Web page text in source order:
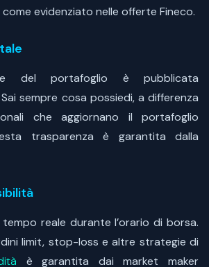
evidenziato nelle offerte Fineco.
del portafoglio è pubblicata
sempre cosa possiedi, a differenza
che aggiornano il portafoglio
trasparenza è garantita dalla
reale durante l’orario di borsa.
limit, stop-loss e altre strategie di
è garantita dai market maker